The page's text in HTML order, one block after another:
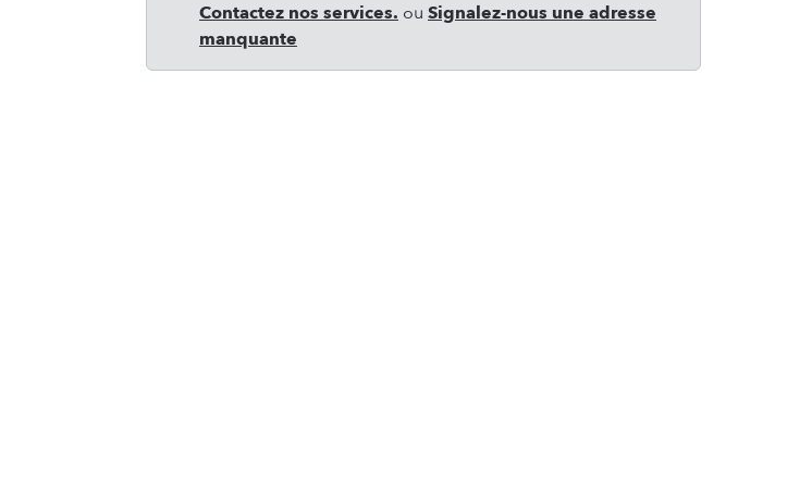
Contactez nos services. ou Signalez-nous une adresse
manquante